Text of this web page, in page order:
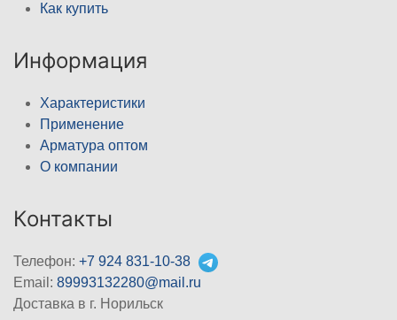
Как купить
Информация
Характеристики
Применение
Арматура оптом
О компании
Контакты
Телефон: +7 924 831-10-38
Email: 89993132280@mail.ru
Доставка в г. Норильск